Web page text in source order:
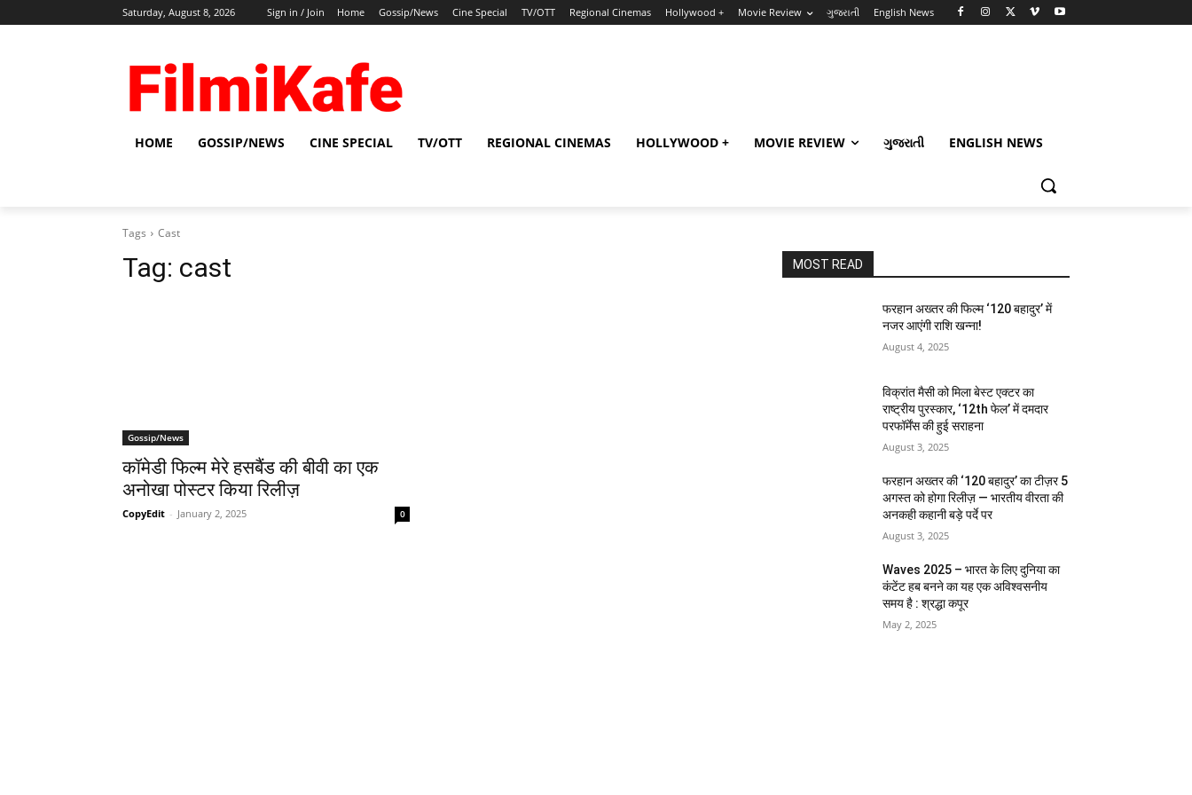
Saturday, August 8, 2026 Sign in / Join Home Gossip/News Cine Special TV/OTT Regional Cinemas Hollywood + Movie Review ગુજરાતી English News
HOME GOSSIP/NEWS CINE SPECIAL TV/OTT REGIONAL CINEMAS HOLLYWOOD + MOVIE REVIEW ગુજરાતી ENGLISH NEWS
Tags Cast
Tag: cast
Gossip/News
कॉमेडी फिल्म मेरे हसबैंड की बीवी का एक
अनोखा पोस्टर किया रिलीज़
CopyEdit - January 2, 2025 0
MOST READ
फरहान अख्तर की फिल्म ‘120 बहादुर’ में
नजर आएंगी राशि खन्ना!
August 4, 2025
विक्रांत मैसी को मिला बेस्ट एक्टर का
राष्ट्रीय पुरस्कार, ‘12th फेल’ में दमदार
परफॉर्मेंस की हुई सराहना
August 3, 2025
फरहान अख्तर की ‘120 बहादुर’ का टीज़र 5
अगस्त को होगा रिलीज़ — भारतीय वीरता की
अनकही कहानी बड़े पर्दे पर
August 3, 2025
Waves 2025 – भारत के लिए दुनिया का
कंटेंट हब बनने का यह एक अविश्वसनीय
समय है : श्रद्धा कपूर
May 2, 2025